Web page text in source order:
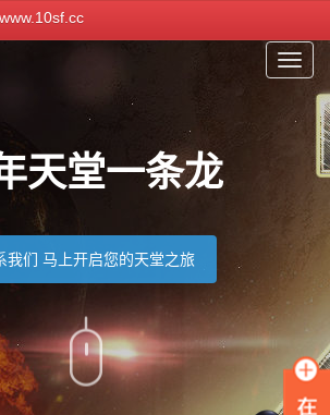
Toggle
天堂一条龙
我们 马上开启您的天堂之旅